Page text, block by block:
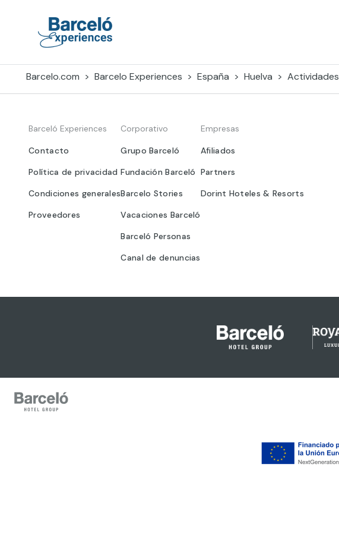
Barcelo.com Barcelo Experiences España Huelva Actividades
Barceló Experiences
Contacto
Política de privacidad
Condiciones generales
Proveedores
Corporativo
Grupo Barceló
Fundación Barceló
Barcelo Stories
Vacaciones Barceló
Barceló Personas
Canal de denuncias
Empresas
Afiliados
Partners
Dorint Hoteles & Resorts